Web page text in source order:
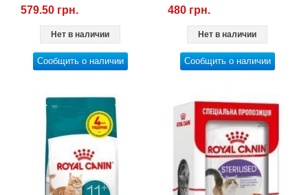
579.50 грн.
Нет в наличии
Сообщить о наличии
480 грн.
Нет в наличии
Сообщить о наличии